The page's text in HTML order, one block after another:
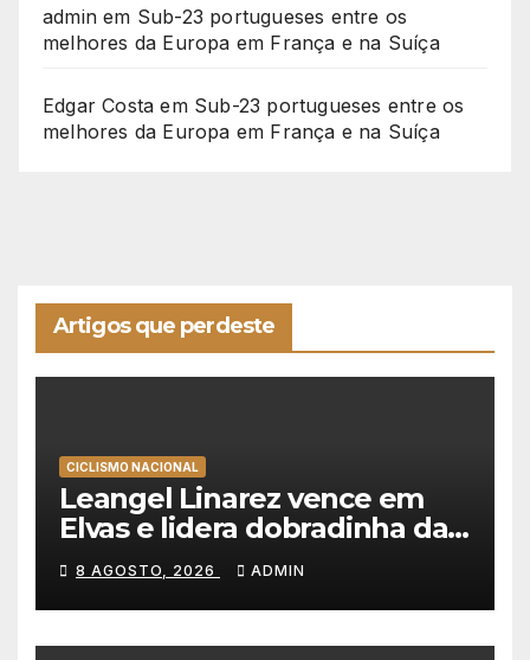
admin em Sub-23 portugueses entre os
melhores da Europa em França e na Suíça
Edgar Costa em Sub-23 portugueses entre os
melhores da Europa em França e na Suíça
Artigos que perdeste
CICLISMO NACIONAL
Leangel Linarez vence em
Elvas e lidera dobradinha da
Tavfer-Ovos Matinados-
Mortágua
8 AGOSTO, 2026 ADMIN